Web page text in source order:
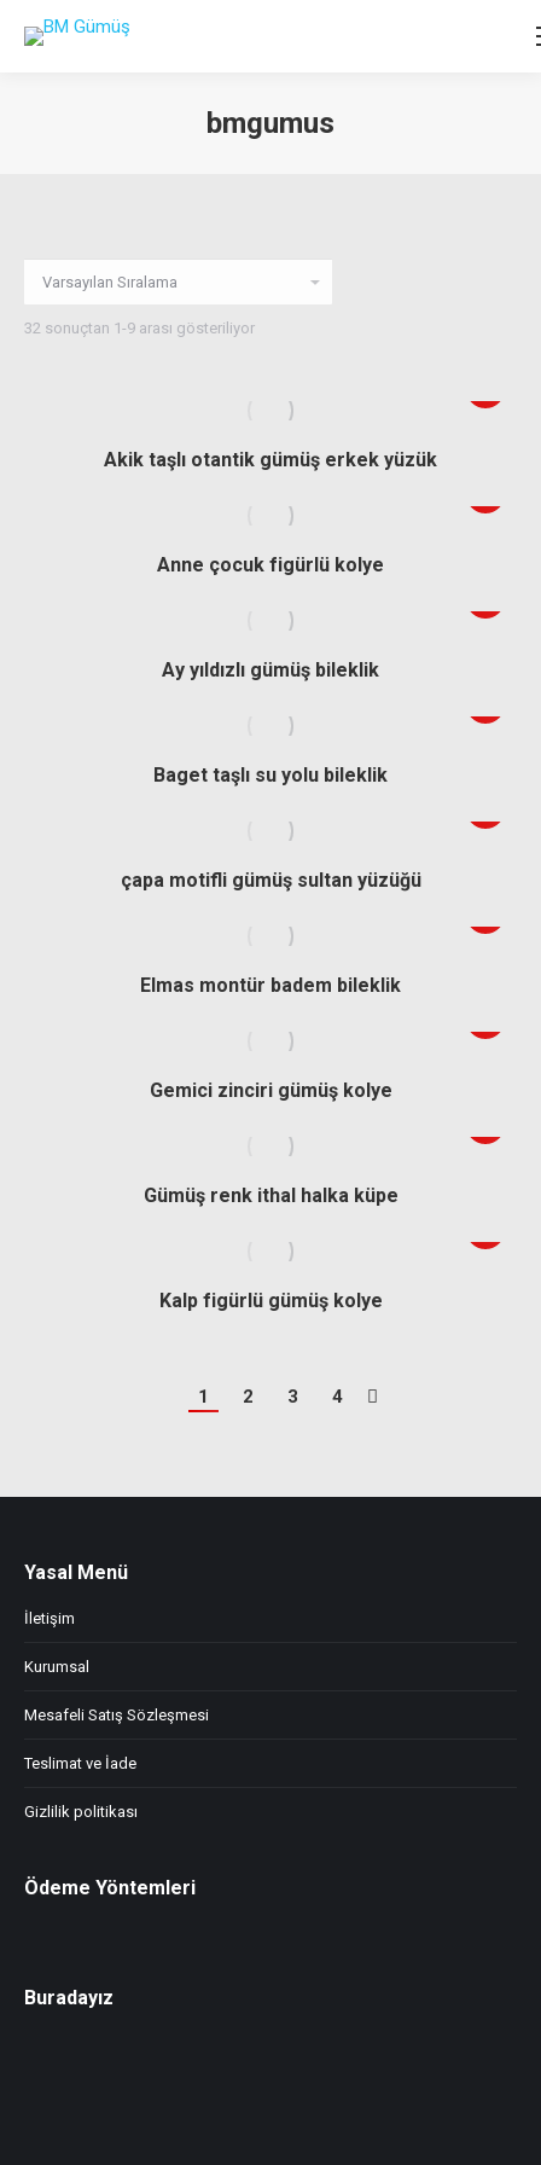
bmgumus
32 sonuçtan 1-9 arası gösteriliyor
Akik taşlı otantik gümüş erkek yüzük
Anne çocuk figürlü kolye
Ay yıldızlı gümüş bileklik
Baget taşlı su yolu bileklik
çapa motifli gümüş sultan yüzüğü
Elmas montür badem bileklik
Gemici zinciri gümüş kolye
Gümüş renk ithal halka küpe
Kalp figürlü gümüş kolye
1 2 3 4
Yasal Menü
İletişim
Kurumsal
Mesafeli Satış Sözleşmesi
Teslimat ve İade
Gizlilik politikası
Ödeme Yöntemleri
Buradayız